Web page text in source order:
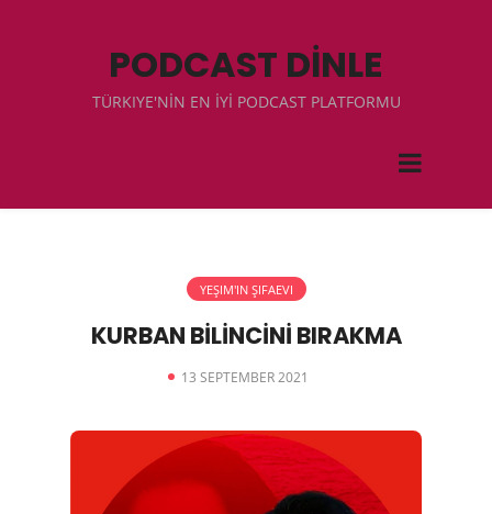
PODCAST DİNLE
TÜRKIYE'NİN EN İYİ PODCAST PLATFORMU
YEŞIM'IN ŞIFAEVI
KURBAN BİLİNCİNİ BIRAKMA
13 SEPTEMBER 2021